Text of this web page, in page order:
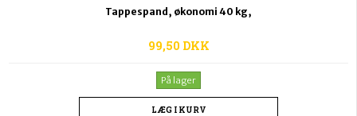
Tappespand, økonomi 40 kg,
99,50 DKK
På lager
LÆG I KURV